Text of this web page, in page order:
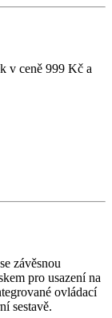
v ceně 999 Kč a
závěsnou
pro usazení na
ovládací
sestavě.